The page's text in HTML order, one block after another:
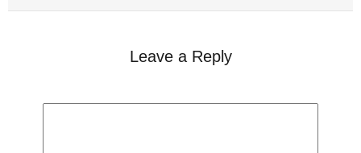
Leave a Reply